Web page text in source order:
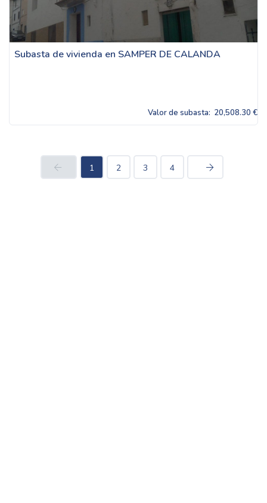
Subasta de vivienda en SAMPER DE CALANDA
Valor de subasta: 20,508.30 €
1 2 3 4